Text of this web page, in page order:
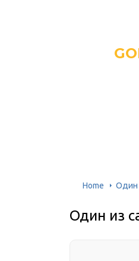
Home Один
Один из